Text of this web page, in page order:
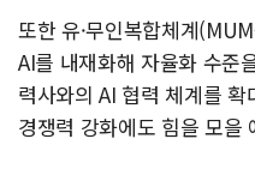
또한 유·무인복합체계
AI를 내재화해 자율화 수준
력사와의 AI 협력 체계를
경쟁력 강화에도 힘을 모을